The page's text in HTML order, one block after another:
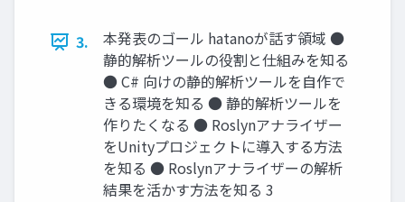
3.
本発表のゴール hatanoが話す領域 ●
静的解析ツールの役割と仕組みを知る
● C# 向けの静的解析ツールを自作で
きる環境を知る ● 静的解析ツールを
作りたくなる ● Roslynアナライザー
をUnityプロジェクトに導入する方法
を知る ● Roslynアナライザーの解析
結果を活かす方法を知る 3